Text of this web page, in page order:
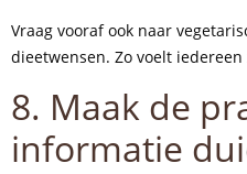
Vraag vooraf ook naar
dieetwensen. Zo voelt iedereen
8. Maak de
informatie